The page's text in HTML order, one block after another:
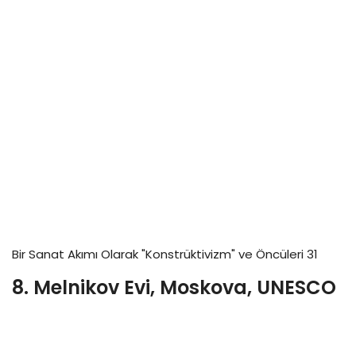
Bir Sanat Akımı Olarak "Konstrüktivizm" ve Öncüleri 31
8. Melnikov Evi, Moskova, UNESCO